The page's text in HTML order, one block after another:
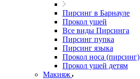
Пирсинг в Барнауле
Прокол ушей
Все виды Пирсинга
Пирсинг пупка
Пирсинг языка
Прокол носа (пирсинг)
Прокол ушей детям
Макияж